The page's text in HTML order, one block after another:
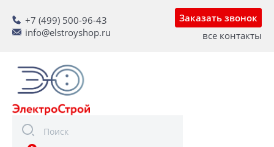
+7 (499) 500-96-43
info@elstroyshop.ru
Заказать звонок
все контакты